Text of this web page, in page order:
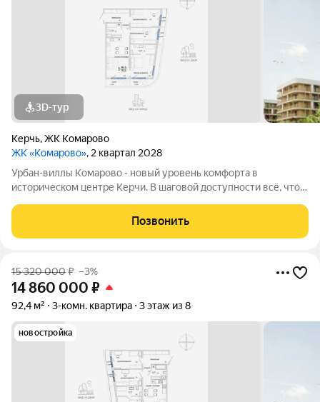
3D-тур
Керчь,ЖК Комарово
ЖК «Комарово», 2 квартал 2028
Урбан-виллы Комарово - новый уровень комфорта в
историческом центре Керчи. В шаговой доступности всё, что
благодаря обилию парковых зон. Прямо под окнами самый
большой ландшафтный парк в
Позвонить
15 320 000₽ –3%
14 860 000 ₽
92,4 м² 3-комн. квартира 3 этаж из 8
новостройка